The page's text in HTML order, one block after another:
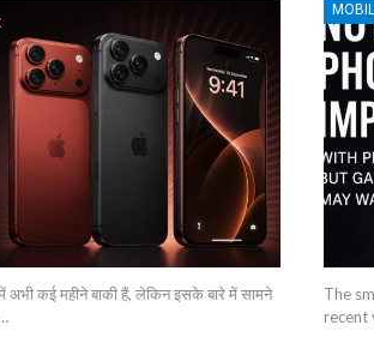
कई महीने बाकी हैं, लेकिन इसके बारे में सामने
The
recent